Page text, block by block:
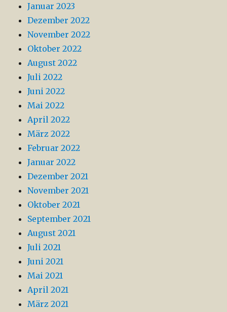
Januar 2023
Dezember 2022
November 2022
Oktober 2022
August 2022
Juli 2022
Juni 2022
Mai 2022
April 2022
März 2022
Februar 2022
Januar 2022
Dezember 2021
November 2021
Oktober 2021
September 2021
August 2021
Juli 2021
Juni 2021
Mai 2021
April 2021
März 2021